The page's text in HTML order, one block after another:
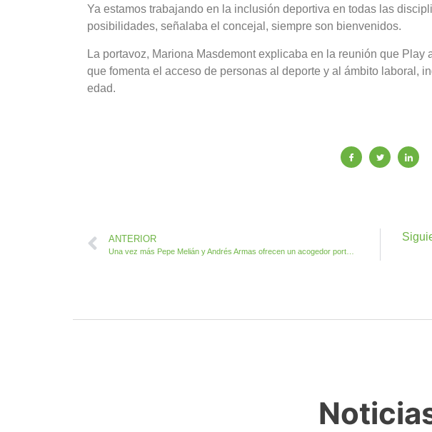
Ya estamos trabajando en la inclusión deportiva en todas las
posibilidades, señalaba el concejal, siempre son bienvenidos.
La portavoz, Mariona Masdemont explicaba en la reunión que
que fomenta el acceso de personas al deporte y al ámbito laboral,
edad.
ANTERIOR